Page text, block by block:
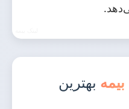
بهترین